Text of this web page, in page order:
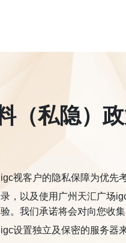
（私隐）
视客户的隐私保障为优先
，以及使用广州天汇广场
。我们承诺将会对向您收集
设置独立及保密的服务器